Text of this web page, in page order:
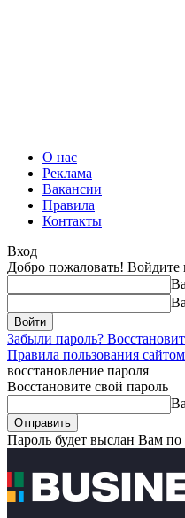
О нас
Реклама
Вакансии
Правила
Контакты
Вход
Добро пожаловать! Войдите
Забыли пароль?
Правила пользования
восстановление пароля
Восстановите свой пароль
Пароль будет выслан Вам по